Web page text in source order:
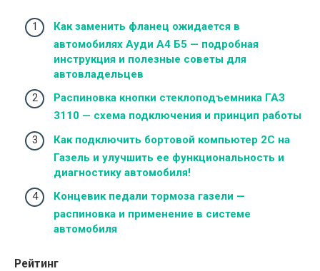
Как заменить фланец ожидается в
автомобилях Ауди А4 Б5 — подробная
инструкция и полезные советы для
автовладельцев
Распиновка кнопки стеклоподъемника ГАЗ
3110 — схема подключения и принцип работы
Как подключить бортовой компьютер 2С на
Газель и улучшить ее функциональность и
диагностику автомобиля!
Концевик педали тормоза газели —
распиновка и применение в системе
автомобиля
Рейтинг